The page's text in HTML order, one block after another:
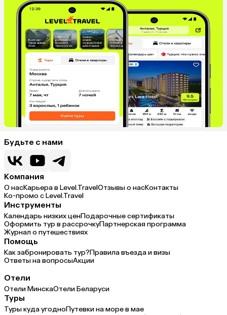
Будьте с нами
Компания
О насКарьера в Level.TravelОтзывы о насКонтакты
Ко-промо с Level.Travel
Инструменты
Календарь низких ценПодарочные сертификаты
Оформить тур в рассрочкуПартнерская программа
Журнал о путешествиях
Помощь
Как забронировать тур?Правила въезда и визы
Ответы на вопросыАкции
Отели
Отели МинскаОтели Беларуси
Туры
Туры куда угодноПутевки на море в мае